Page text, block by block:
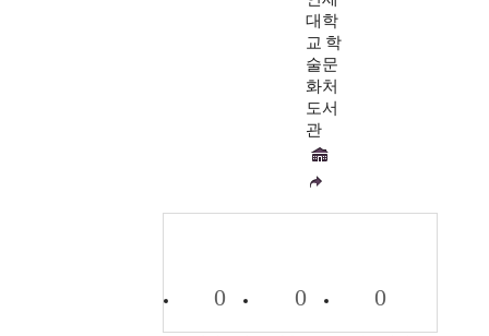
대학
교 학
술문
화처
도서
관
0 0 0